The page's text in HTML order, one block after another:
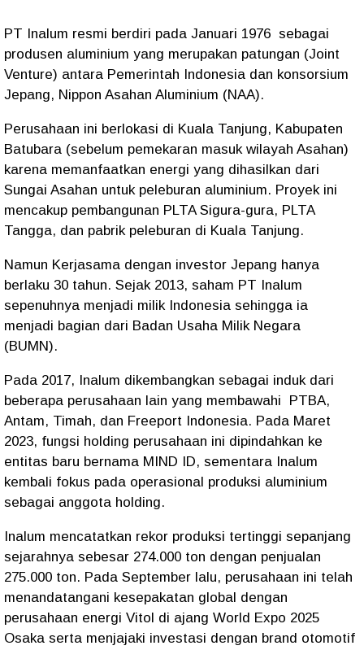
PT Inalum resmi berdiri pada Januari 1976 sebagai
produsen aluminium yang merupakan patungan (Joint
Venture) antara Pemerintah Indonesia dan konsorsium
Jepang, Nippon Asahan Aluminium (NAA).
Perusahaan ini berlokasi di Kuala Tanjung, Kabupaten
Batubara (sebelum pemekaran masuk wilayah Asahan)
karena memanfaatkan energi yang dihasilkan dari
Sungai Asahan untuk peleburan aluminium. Proyek ini
mencakup pembangunan PLTA Sigura-gura, PLTA
Tangga, dan pabrik peleburan di Kuala Tanjung.
Namun Kerjasama dengan investor Jepang hanya
berlaku 30 tahun. Sejak 2013, saham PT Inalum
sepenuhnya menjadi milik Indonesia sehingga ia
menjadi bagian dari Badan Usaha Milik Negara
(BUMN).
Pada 2017, Inalum dikembangkan sebagai induk dari
beberapa perusahaan lain yang membawahi
PTBA,
Antam, Timah, dan Freeport Indonesia. Pada Maret
2023, fungsi holding perusahaan ini dipindahkan ke
entitas baru bernama MIND ID, sementara Inalum
kembali fokus pada operasional produksi aluminium
sebagai anggota holding.
Inalum mencatatkan rekor produksi tertinggi sepanjang
sejarahnya sebesar 274.000 ton dengan penjualan
275.000 ton. Pada September lalu, perusahaan ini telah
menandatangani kesepakatan global dengan
perusahaan energi Vitol di ajang World Expo 2025
Osaka serta menjajaki investasi dengan brand otomotif